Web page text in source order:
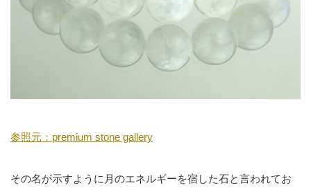
参照元：premium stone gallery
その名が示すように月のエネルギーを宿した石と言われてお